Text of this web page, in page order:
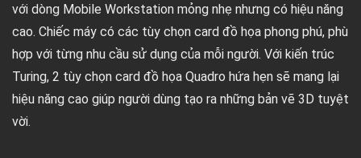
với dòng Mobile Workstation mỏng nhẹ nhưng có hiệu năng
cao. Chiếc máy có các tùy chọn card đồ họa phong phú, phù
hợp với từng nhu cầu sử dụng của mỗi người. Với kiến trúc
Turing, 2 tùy chọn card đồ họa Quadro hứa hẹn sẽ mang lại
hiệu năng cao giúp người dùng tạo ra những bản vẽ 3D tuyệt
vời.